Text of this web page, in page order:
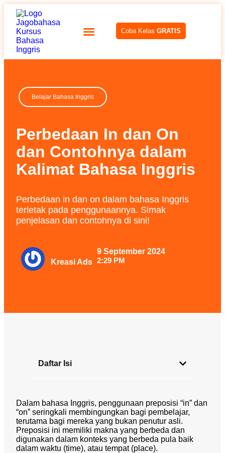
Coba Kelas GRATIS
Belajar Bahasa Inggris
Perbedaan In dan On
dan Contohnya dalam
Kalimat Bahasa Inggris
Perbedaan in dan on dalam bahasa Inggris
terletak pada penggunaannya. Simak
penjelasan dan contohnya di sini!
Kreasi Ads
9 September 2024
2:29 PM
Dalam bahasa Inggris, penggunaan preposisi “in” dan
“on” seringkali membingungkan bagi pembelajar,
terutama bagi mereka yang bukan penutur asli.
Preposisi ini memiliki makna yang berbeda dan
digunakan dalam konteks yang berbeda pula baik
dalam waktu (time), atau tempat (place).
Daftar Isi